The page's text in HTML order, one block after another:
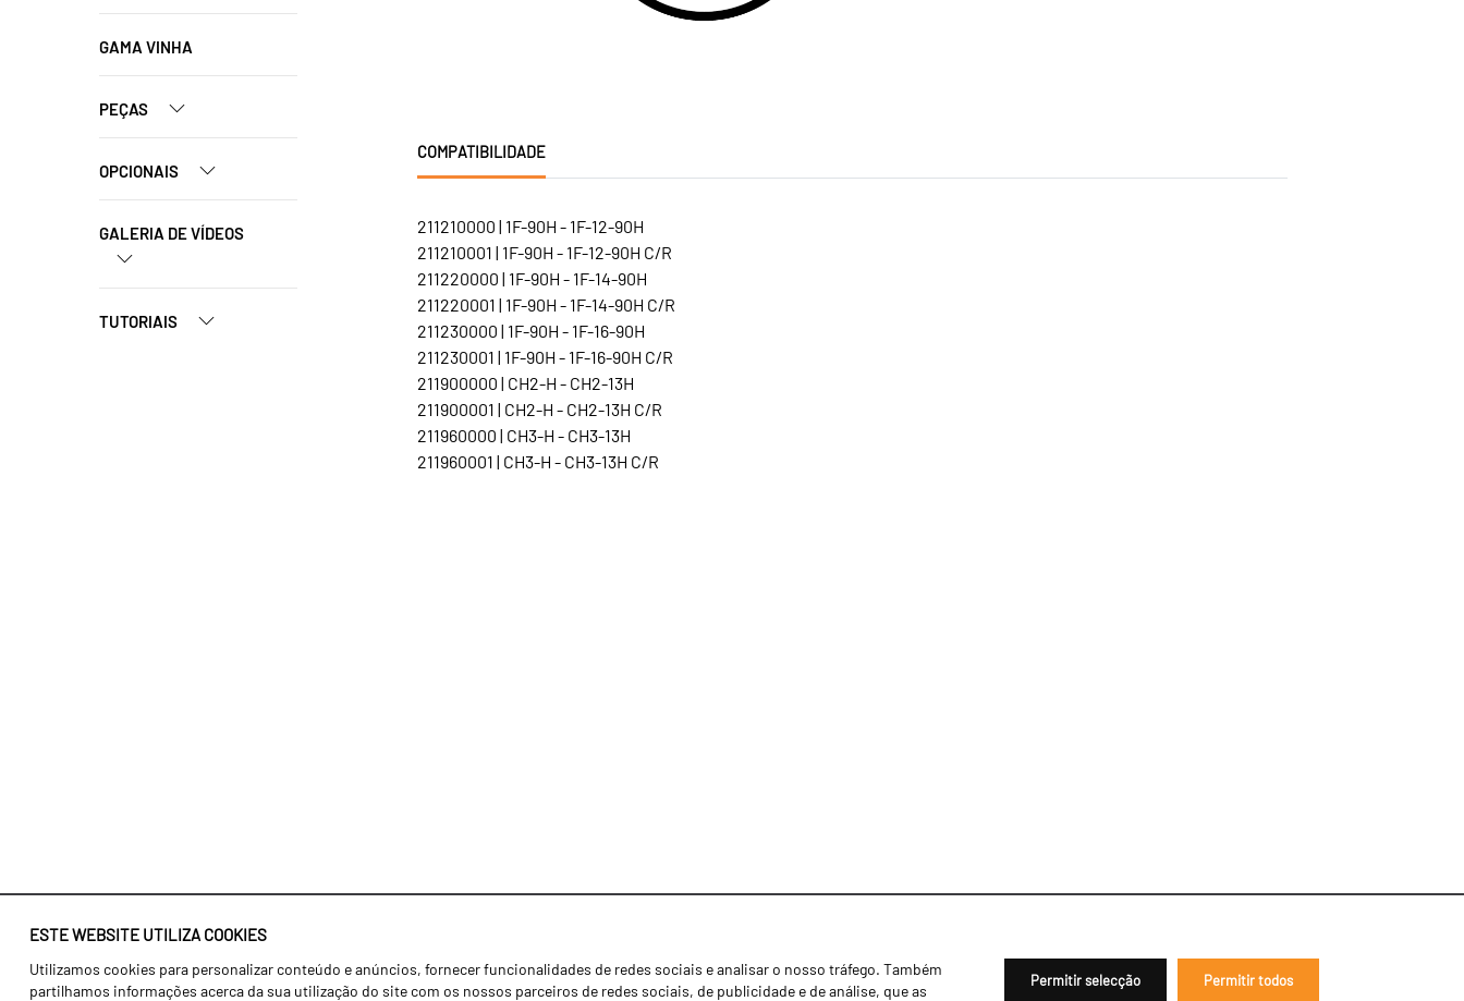
ESTE WEBSITE UTILIZA COOKIES
Utilizamos cookies para personalizar conteúdo e anúncios, fornecer funcionalidades de redes sociais e analisar o nosso tráfego. Também
partilhamos informações acerca da sua utilização do site com os nossos parceiros de redes sociais, de publicidade e de análise, que as
Permitir selecção Permitir todos
GAMA VINHA
PEÇAS
OPCIONAIS
GALERIA DE VÍDEOS
TUTORIAIS
COMPATIBILIDADE
211210000 | 1F-90H - 1F-12-90H
211210001 | 1F-90H - 1F-12-90H C/R
211220000 | 1F-90H - 1F-14-90H
211220001 | 1F-90H - 1F-14-90H C/R
211230000 | 1F-90H - 1F-16-90H
211230001 | 1F-90H - 1F-16-90H C/R
211900000 | CH2-H - CH2-13H
211900001 | CH2-H - CH2-13H C/R
211960000 | CH3-H - CH3-13H
211960001 | CH3-H - CH3-13H C/R
Identidade
Agricultura
Notícias